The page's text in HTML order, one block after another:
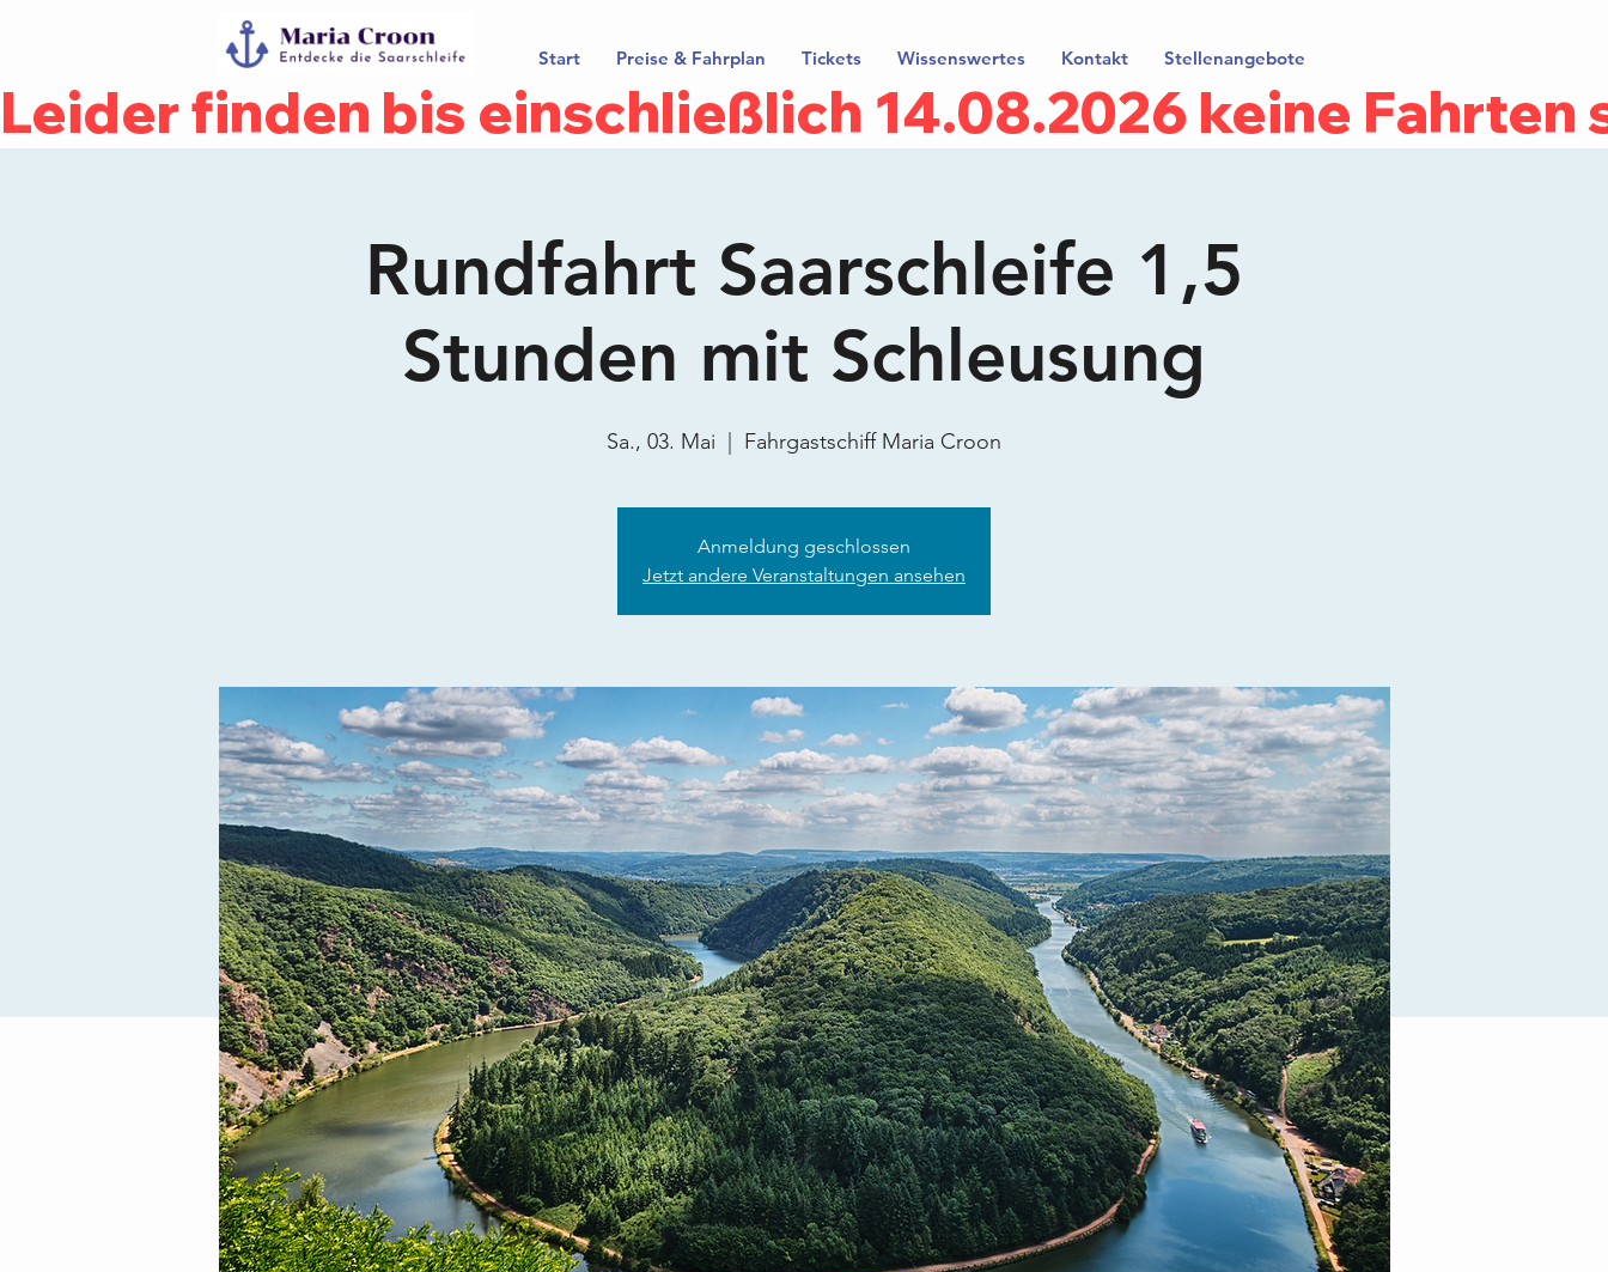
Start Preise & Fahrplan Tickets Wissenswertes Kontakt Stellenangebote
Leider finden bis einschließlich 14.08.2026 keine
Rundfahrt Saarschleife 1,5
Stunden mit Schleusung
Sa., 03. Mai Fahrgastschiff Maria Croon
Anmeldung geschlossen
Jetzt andere Veranstaltungen ansehen